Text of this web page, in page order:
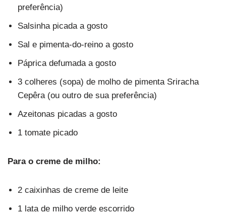
preferência)
Salsinha picada a gosto
Sal e pimenta-do-reino a gosto
Páprica defumada a gosto
3 colheres (sopa) de molho de pimenta Sriracha
Cepêra (ou outro de sua preferência)
Azeitonas picadas a gosto
1 tomate picado
Para o creme de milho:
2 caixinhas de creme de leite
1 lata de milho verde escorrido